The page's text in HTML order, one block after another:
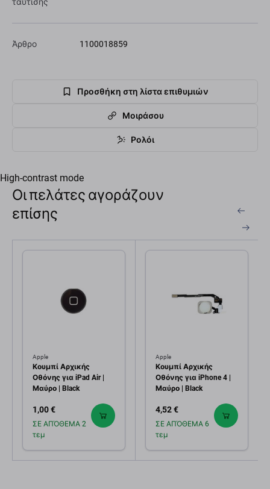
Άρθρο 1100018859
Προσθήκη στη λίστα επιθυμιών
Μοιράσου
Ρολόι
High-contrast mode
Οι πελάτες αγοράζουν
επίσης
Apple
Κουμπί Αρχικής
Οθόνης για iPad Air |
Μαύρο | Black
1,00 €
ΣΕ ΑΠΌΘΕΜΑ 2
τεμ
Apple
Κουμπί Αρχικής
Οθόνης για iPhone 4 |
Μαύρο | Black
4,52 €
ΣΕ ΑΠΌΘΕΜΑ 6
τεμ